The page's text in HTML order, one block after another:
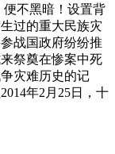
不黑暗！设置背
过的重大民族灾
战国政府纷纷推
祭奠在惨案中死
灾难历史的记
年2月25日，十